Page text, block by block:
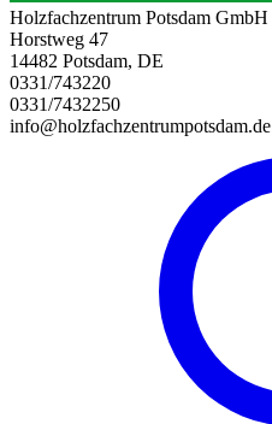
Holzfachzentrum Potsdam GmbH
Horstweg 47
14482 Potsdam, DE
0331/743220
0331/7432250
info@holzfachzentrumpotsdam.de